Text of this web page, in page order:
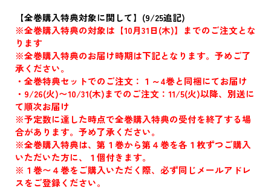
【全巻購入特典対象に関して】(9/25追記)
※全巻購入特典の対象は【10月31日(木)】までのご注文とな
ります
※全巻購入特典のお届け時期は下記となります。予めご了
承ください。
・全巻特典セットでのご注文：１～4巻と同梱にてお届け
・9/26(火)〜10/31(木)までのご注文：11/5(火)以降、別送に
て順次お届け
※予定数に達した時点で全巻購入特典の受付を終了する場
合があります。予め了承ください。
※全巻購入特典は、第１巻から第４巻を各１枚ずつご購入
いただいた方に、１個付きます。
※１巻〜４巻をご購入いただく際、必ず同じメールアドレ
スをご登録ください。